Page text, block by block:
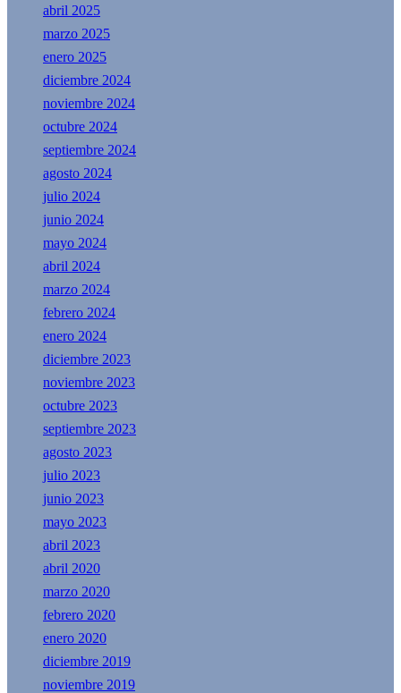
abril 2025
marzo 2025
enero 2025
diciembre 2024
noviembre 2024
octubre 2024
septiembre 2024
agosto 2024
julio 2024
junio 2024
mayo 2024
abril 2024
marzo 2024
febrero 2024
enero 2024
diciembre 2023
noviembre 2023
octubre 2023
septiembre 2023
agosto 2023
julio 2023
junio 2023
mayo 2023
abril 2023
abril 2020
marzo 2020
febrero 2020
enero 2020
diciembre 2019
noviembre 2019